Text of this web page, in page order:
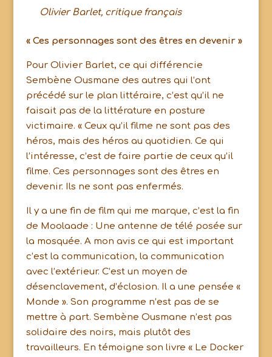
Olivier Barlet, critique français
« Ces personnages sont des êtres en devenir »
Pour Olivier Barlet, ce qui différencie
Sembène Ousmane des autres qui l’ont
précédé sur le plan littéraire, c’est qu’il ne
faisait pas de la littérature en posture
victimaire. « Ceux qu’il filme ne sont pas des
héros, mais des héros au quotidien. Ce qui
l’intéresse, c’est de faire partie de ceux qu’il
filme. Ces personnages sont des êtres en
devenir. Ils ne sont pas enfermés.
Il y a une fin de film qui me marque, c’est la fin
de Moolaade : Une antenne de télé posée sur
la mosquée. A mon avis ce qui est important
c’est la communication, la communication
avec l’extérieur. C’est un moyen de
désenclavement, d’éclosion. Il a une pensée «
Monde ». Son programme n’est pas de se
mettre à part. Sembène Ousmane n’est pas
solidaire des noirs, mais plutôt des
travailleurs. En témoigne son livre « Le Docker